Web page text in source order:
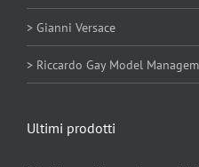
> Gianni Versace
> Riccardo Gay Model
Ultimi prodotti